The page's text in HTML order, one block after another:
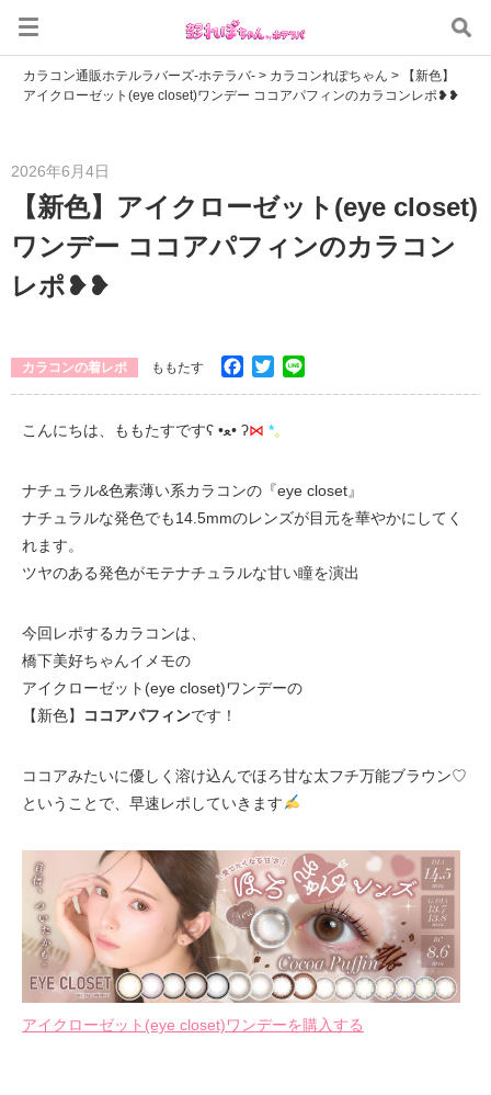
カラコン通販ホテルラバーズ-ホテラバ- > カラコンれぽちゃん >
【新色】
アイクローゼット(eye closet)ワンデー ココアパフィンのカラコンレポ❥❥
2026年6月4日
【新色】アイクローゼット(eye closet)
ワンデー ココアパフィンのカラコン
レポ❥❥
カラコンの着レポ ももたす Facebook
Twitter
こんにちは、ももたすですʕ •ﻌ• ʔ⋈ *。
ナチュラル&色素薄い系カラコンの『eye closet』
ナチュラルな発色でも14.5mmのレンズが目元を華やかにしてく
れます。
ツヤのある発色がモテナチュラルな甘い瞳を演出
今回レポするカラコンは、
橋下美好ちゃんイメモの
アイクローゼット(eye closet)ワンデーの
【新色】
ココアパフィンです！
ココアみたいに優しく溶け込んでほろ甘な太フチ万能ブラウン♡
ということで、早速レポしていきます
アイクローゼット(eye closet)ワンデーを購入する